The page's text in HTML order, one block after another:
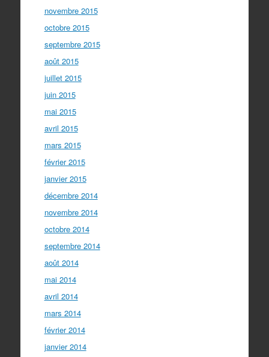
novembre 2015
octobre 2015
septembre 2015
août 2015
juillet 2015
juin 2015
mai 2015
avril 2015
mars 2015
février 2015
janvier 2015
décembre 2014
novembre 2014
octobre 2014
septembre 2014
août 2014
mai 2014
avril 2014
mars 2014
février 2014
janvier 2014